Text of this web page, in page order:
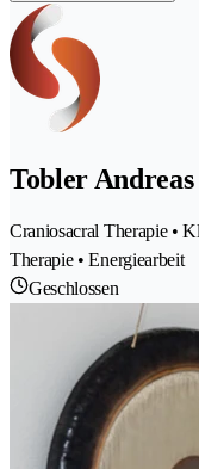
Tobler
Craniosacral Therapie •
Therapie • Energiearbeit
Geschlossen